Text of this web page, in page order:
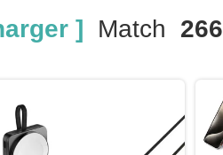
] Match 266